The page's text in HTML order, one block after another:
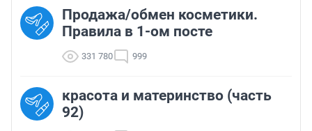
Продажа/обмен косметики.
Правила в 1-ом посте
331 780 999
красота и материнство (часть
92)